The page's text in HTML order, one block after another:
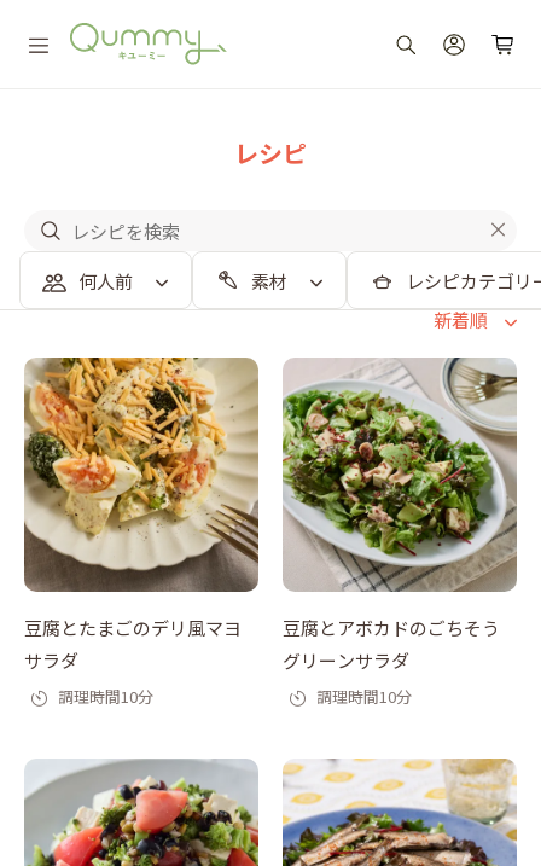
レシピ
何人前 素材
レシピカテゴリ
新着順
豆腐とたまごのデリ風マヨ
サラダ
調理時間10分
豆腐とアボカドのごちそう
グリーンサラダ
調理時間10分